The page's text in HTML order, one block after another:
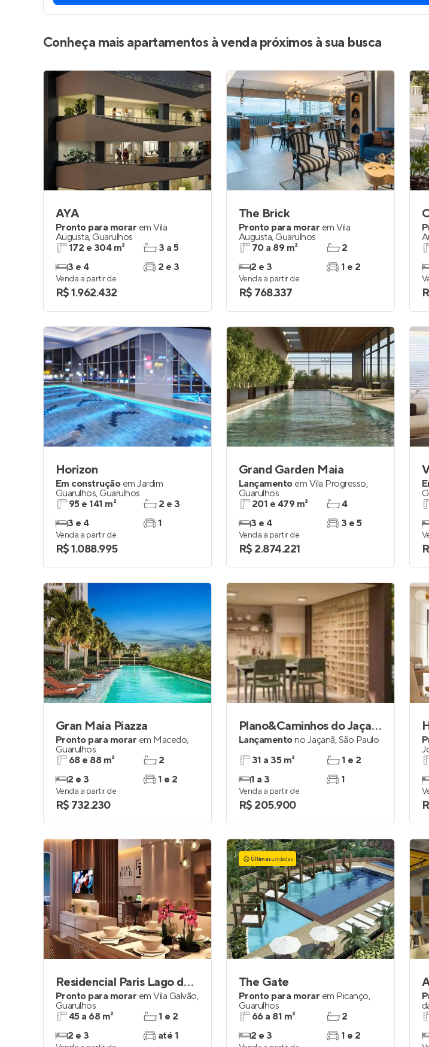
Conheça mais apartamentos à venda próximos à sua busca
AYA
Pronto para morar em Vila
Augusta, Guarulhos
172 e 304 m²
3 e 4
3 a 5
2 e 3
Venda a partir de
R$ 1.962.432
The Brick
Pronto para morar em Vila
Augusta, Guarulhos
70 a 89 m²
2 e 3
2
1 e 2
Venda a partir de
R$ 768.337
Horizon
Em construção em Jardim
Guarulhos, Guarulhos
95 e 141 m²
3 e 4
2 e 3
1
Venda a partir de
R$ 1.088.995
Grand Garden Maia
Lançamento em Vila Progresso,
Guarulhos
201 e 479 m²
3 e 4
4
3 e 5
Venda a partir de
R$ 2.874.221
Gran Maia Piazza
Pronto para morar em Macedo,
Guarulhos
68 e 88 m²
2 e 3
2
1 e 2
Venda a partir de
R$ 732.230
Plano&Caminhos do Jaçanã
Lançamentono Jaçanã,São Paulo
31 a 35 m²
1 a 3
1 e 2
1
Venda a partir de
R$ 205.900
Residencial Paris Lago dos Patos
Pronto para morar em Vila Galvão,
Guarulhos
45 a 68 m²
2 e 3
1 e 2
até 1
Últimasunidades
The Gate
Pronto para morar em Picanço,
Guarulhos
66 a 81 m²
2 e 3
2
1 e 2